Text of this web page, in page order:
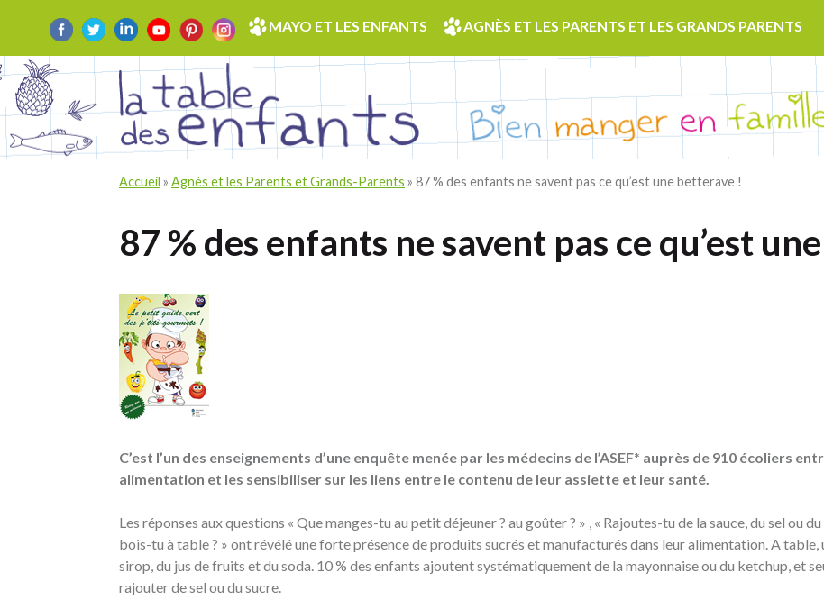
content
MAYO ET LES ENFANTS AGNÈS ET LES PARENTS ET LES GRANDS PARENTS
Accueil » Agnès et les Parents et Grands-Parents » 87 % des enfants ne savent pas ce qu’est une betterave !
87 % des enfants ne savent pas ce qu’est
C’est l’un des enseignements d’une enquête menée par les médecins de l’ASEF* auprès de 910 écoliers
alimentation et les sensibiliser sur les liens entre le contenu de leur assiette et leur santé.
Les réponses aux questions « Que manges-tu au petit déjeuner ? au goûter ? » , « Rajoutes-tu de la sauce, du sel ou
bois-tu à table ? » ont révélé une forte présence de produits sucrés et manufacturés dans leur alimentation. A
sirop, du jus de fruits et du soda. 10 % des enfants ajoutent systématiquement de la mayonnaise ou du ketchup, et
rajouter de sel ou du sucre.